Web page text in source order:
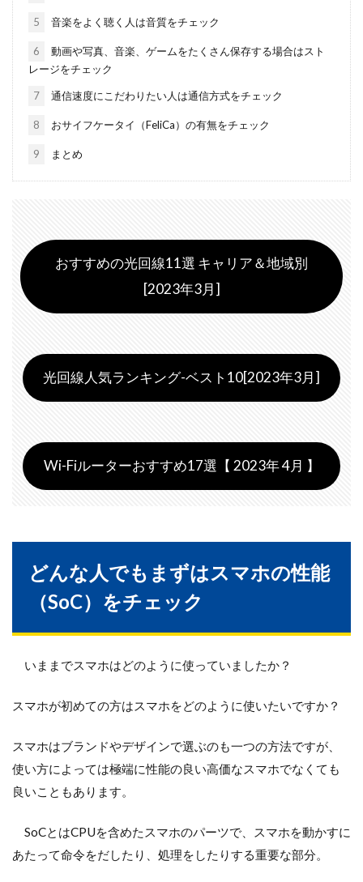
5 音楽をよく聴く人は音質をチェック
6
動画や写真、音楽、ゲームをたくさん保存する場合はスト
レージをチェック
7 通信速度にこだわりたい人は通信方式をチェック
8 おサイフケータイ（FeliCa）の有無をチェック
9 まとめ
おすすめの光回線11選 キャリア＆地域別
[2023年3月]
光回線人気ランキング-ベスト10[2023年3月]
Wi-Fiルーターおすすめ17選【 2023年 4月 】
どんな人でもまずはスマホの性能
（SoC）をチェック
いままでスマホはどのように使っていましたか？
スマホが初めての方はスマホをどのように使いたいですか？
スマホはブランドやデザインで選ぶのも一つの方法ですが、
使い方によっては極端に性能の良い高価なスマホでなくても
良いこともあります。
SoCとはCPUを含めたスマホのパーツで、スマホを動かすに
あたって命令をだしたり、処理をしたりする重要な部分。